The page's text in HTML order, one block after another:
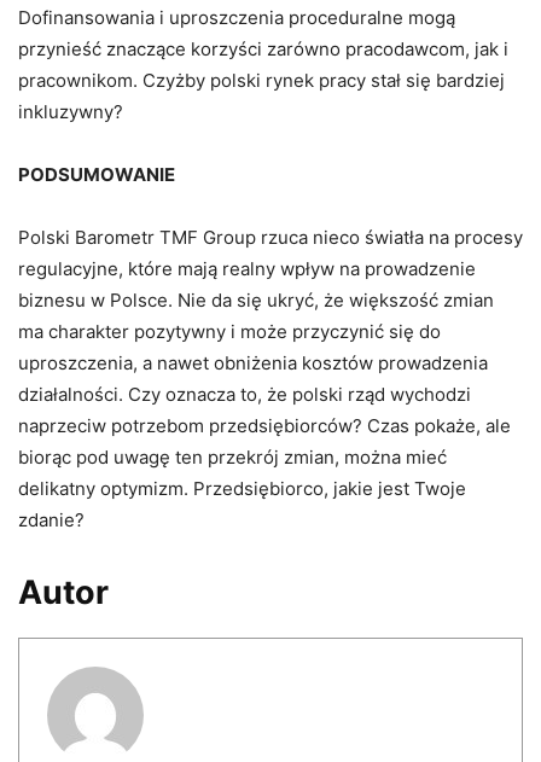
Dofinansowania i uproszczenia proceduralne mogą
przynieść znaczące korzyści zarówno pracodawcom, jak i
pracownikom. Czyżby polski rynek pracy stał się bardziej
inkluzywny?
PODSUMOWANIE
Polski Barometr TMF Group rzuca nieco światła na procesy
regulacyjne, które mają realny wpływ na prowadzenie
biznesu w Polsce. Nie da się ukryć, że większość zmian
ma charakter pozytywny i może przyczynić się do
uproszczenia, a nawet obniżenia kosztów prowadzenia
działalności. Czy oznacza to, że polski rząd wychodzi
naprzeciw potrzebom przedsiębiorców? Czas pokaże, ale
biorąc pod uwagę ten przekrój zmian, można mieć
delikatny optymizm. Przedsiębiorco, jakie jest Twoje
zdanie?
Autor